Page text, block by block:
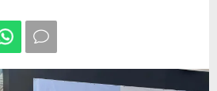
Nalar
Sehat